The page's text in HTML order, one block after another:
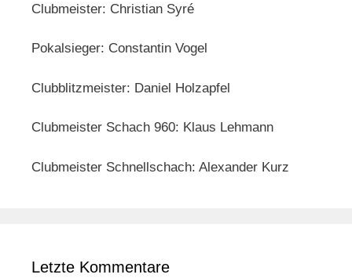
Clubmeister: Christian Syré
Pokalsieger: Constantin Vogel
Clubblitzmeister: Daniel Holzapfel
Clubmeister Schach 960: Klaus Lehmann
Clubmeister Schnellschach: Alexander Kurz
Letzte Kommentare